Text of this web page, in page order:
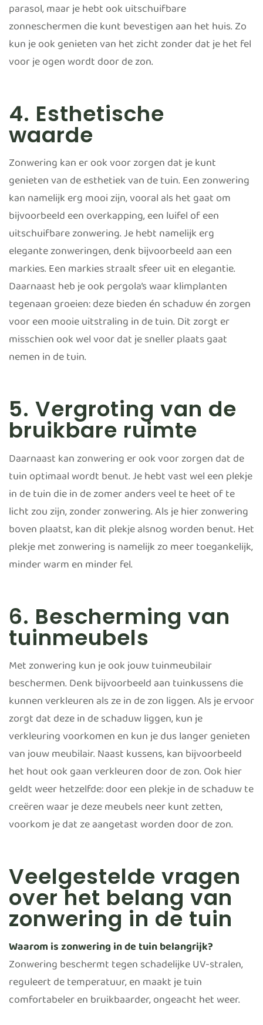
parasol, maar je hebt ook uitschuifbare
zonneschermen die kunt bevestigen aan het huis. Zo
kun je ook genieten van het zicht zonder dat je het fel
voor je ogen wordt door de zon.
4. Esthetische
waarde
Zonwering kan er ook voor zorgen dat je kunt
genieten van de esthetiek van de tuin. Een zonwering
kan namelijk erg mooi zijn, vooral als het gaat om
bijvoorbeeld een overkapping, een luifel of een
uitschuifbare zonwering. Je hebt namelijk erg
elegante zonweringen, denk bijvoorbeeld aan een
markies. Een markies straalt sfeer uit en elegantie.
Daarnaast heb je ook pergola’s waar klimplanten
tegenaan groeien: deze bieden én schaduw én zorgen
voor een mooie uitstraling in de tuin. Dit zorgt er
misschien ook wel voor dat je sneller plaats gaat
nemen in de tuin.
5. Vergroting van de
bruikbare ruimte
Daarnaast kan zonwering er ook voor zorgen dat de
tuin optimaal wordt benut. Je hebt vast wel een plekje
in de tuin die in de zomer anders veel te heet of te
licht zou zijn, zonder zonwering. Als je hier zonwering
boven plaatst, kan dit plekje alsnog worden benut. Het
plekje met zonwering is namelijk zo meer toegankelijk,
minder warm en minder fel.
6. Bescherming van
tuinmeubels
Met zonwering kun je ook jouw tuinmeubilair
beschermen. Denk bijvoorbeeld aan tuinkussens die
kunnen verkleuren als ze in de zon liggen. Als je ervoor
zorgt dat deze in de schaduw liggen, kun je
verkleuring voorkomen en kun je dus langer genieten
van jouw meubilair. Naast kussens, kan bijvoorbeeld
het hout ook gaan verkleuren door de zon. Ook hier
geldt weer hetzelfde: door een plekje in de schaduw te
creëren waar je deze meubels neer kunt zetten,
voorkom je dat ze aangetast worden door de zon.
Veelgestelde vragen
over het belang van
zonwering in de tuin
Waarom is zonwering in de tuin belangrijk?
Zonwering beschermt tegen schadelijke UV-stralen,
reguleert de temperatuur, en maakt je tuin
comfortabeler en bruikbaarder, ongeacht het weer.